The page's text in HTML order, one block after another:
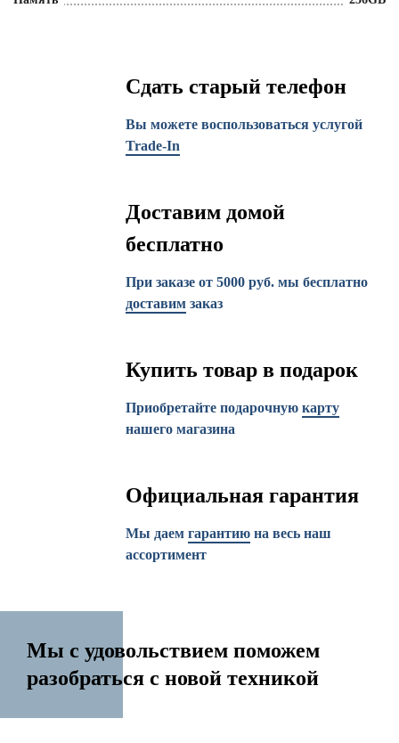
Сдать старый телефон
Вы можете воспользоваться услугой
Trade-In
Доставим домой
бесплатно
При заказе от 5000 руб. мы бесплатно
доставим заказ
Купить товар в подарок
Приобретайте подарочную карту
нашего магазина
Официальная гарантия
Мы даем гарантию на весь наш
ассортимент
Мы с удовольствием поможем
разобраться с новой техникой